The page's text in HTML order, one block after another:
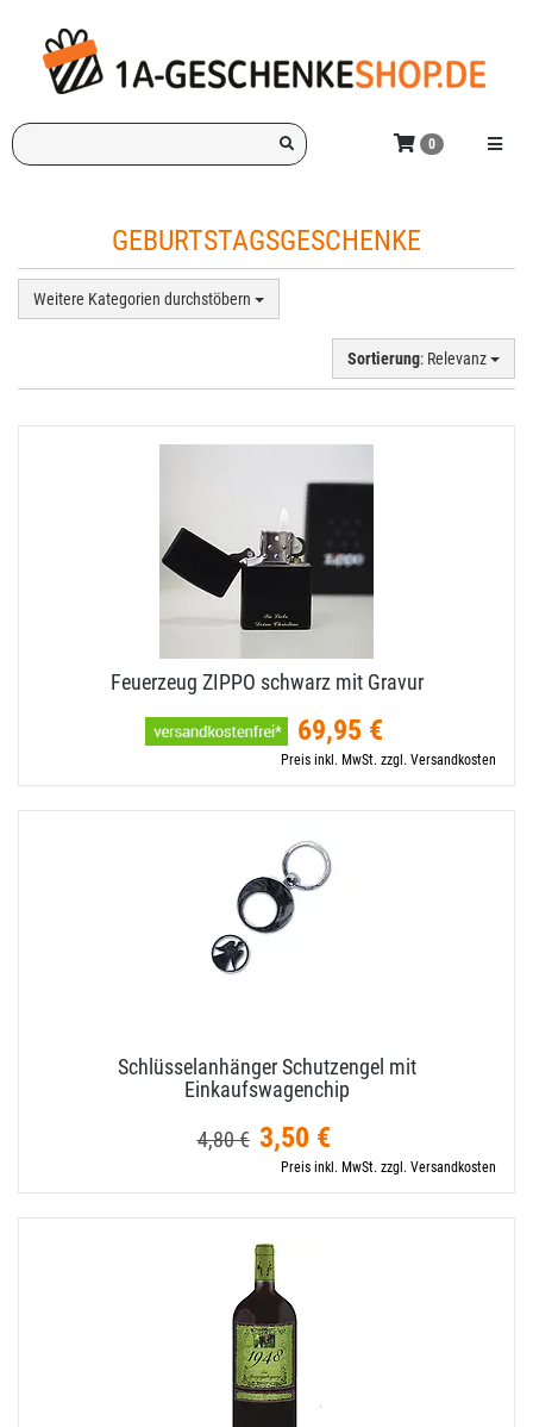
Hauptinhalt
springen
Ich
suche
Menü
0
GEBURTSTAGSGESCHENKE
Weitere Kategorien durchstöbern
Sortierung: Relevanz
Feuerzeug ZIPPO schwarz mit Gravur
69,95 €
Preis inkl. MwSt. zzgl. Versandkosten
Schlüsselanhänger Schutzengel mit
Einkaufswagenchip
4,80 € 3,50 €
Preis inkl. MwSt. zzgl. Versandkosten